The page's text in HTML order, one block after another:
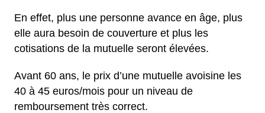
En effet, plus une personne avance en âge, plus
elle aura besoin de couverture et plus les
cotisations de la mutuelle seront élevées.
Avant 60 ans, le prix d’une mutuelle avoisine les
40 à 45 euros/mois pour un niveau de
remboursement très correct.